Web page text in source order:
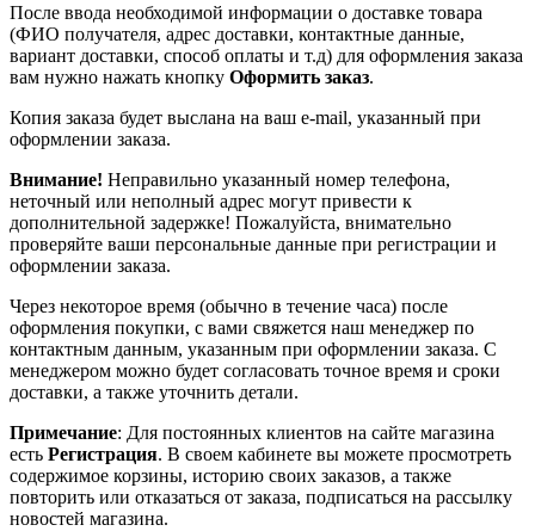
После ввода необходимой информации о доставке товара
(ФИО получателя, адрес доставки, контактные данные,
вариант доставки, способ оплаты и т.д) для оформления заказа
вам нужно нажать кнопку Оформить заказ.
Копия заказа будет выслана на ваш e-mail, указанный при
оформлении заказа.
Внимание! Неправильно указанный номер телефона,
неточный или неполный адрес могут привести к
дополнительной задержке! Пожалуйста, внимательно
проверяйте ваши персональные данные при регистрации и
оформлении заказа.
Через некоторое время (обычно в течение часа) после
оформления покупки, с вами свяжется наш менеджер по
контактным данным, указанным при оформлении заказа. С
менеджером можно будет согласовать точное время и сроки
доставки, а также уточнить детали.
Примечание: Для постоянных клиентов на сайте магазина
есть Регистрация. В своем кабинете вы можете просмотреть
содержимое корзины, историю своих заказов, а также
повторить или отказаться от заказа, подписаться на рассылку
новостей магазина.